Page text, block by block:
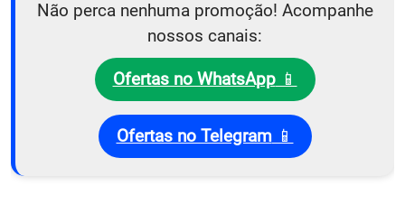
Não perca nenhuma promoção! Acompanhe
nossos canais:
Ofertas no WhatsApp📱
Ofertas no Telegram📱